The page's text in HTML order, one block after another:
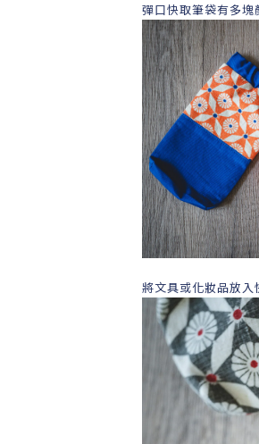
彈口快取筆袋有多塊
將文具或化妝品放入